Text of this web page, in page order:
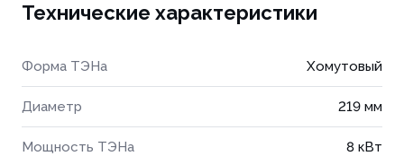
Технические характеристики
Форма ТЭНа Хомутовый
Диаметр 219 мм
Мощность ТЭНа 8 кВт